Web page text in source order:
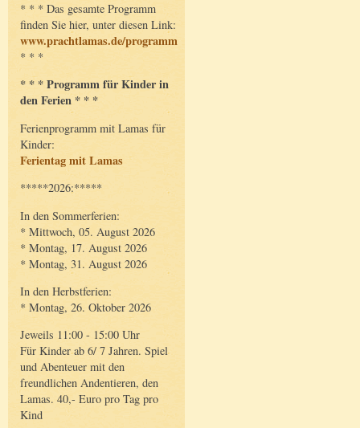
* * * Das gesamte Programm
finden Sie hier, unter diesen Link:
www.prachtlamas.de/programm
* * *
* * * Programm für Kinder in
den Ferien * * *
Ferienprogramm mit Lamas für
Kinder:
Ferientag mit Lamas
*****2026:*****
In den Sommerferien:
* Mittwoch, 05. August 2026
* Montag, 17. August 2026
* Montag, 31. August 2026
In den Herbstferien:
* Montag, 26. Oktober 2026
Jeweils 11:00 - 15:00 Uhr
Für Kinder ab 6/ 7 Jahren. Spiel
und Abenteuer mit den
freundlichen Andentieren, den
Lamas. 40,- Euro pro Tag pro
Kind